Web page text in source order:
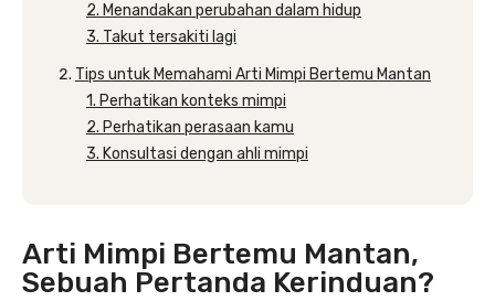
2. Menandakan perubahan dalam hidup
3. Takut tersakiti lagi
Tips untuk Memahami Arti Mimpi Bertemu Mantan
1. Perhatikan konteks mimpi
2. Perhatikan perasaan kamu
3. Konsultasi dengan ahli mimpi
Arti Mimpi Bertemu Mantan,
Sebuah Pertanda Kerinduan?